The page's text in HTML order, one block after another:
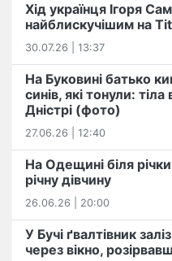
Хід українця Ігоря
найблискучішим на
30.07.26 | 13:37
На Буковині батько
синів, які тонули:
Дністрі (фото)
27.06.26 | 12:40
На Одещині біля
річну дівчину
26.06.26 | 20:00
У Бучі ґвалтівник
через вікно,